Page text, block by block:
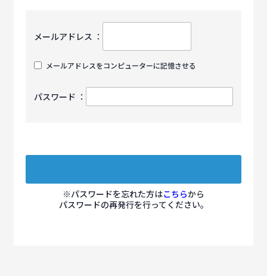
メールアドレス ：
メールアドレスをコンピューターに記憶させる
パスワード ：
※パスワードを忘れた方はこちらから
パスワードの再発行を行ってください。